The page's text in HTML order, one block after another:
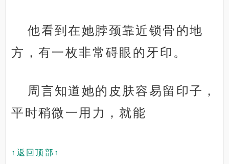
他看到在她脖颈靠近锁骨的地
方，有一枚非常碍眼的牙印。
周言知道她的皮肤容易留印子，
平时稍微一用力，就能
↑返回顶部↑